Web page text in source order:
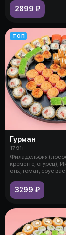
2899 ₽
ТОП
Гурман
1791 г
Филадельфия
креметте, огурец), Икка (кальмар
отв., томат, соус
3299 ₽